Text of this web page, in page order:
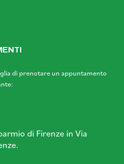
di prenotare un appuntamento
di Firenze in Via